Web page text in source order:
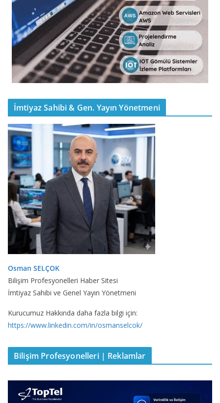
İmtiyaz Sahibi & Gen. Yayın Yönetmeni
Osman SELÇOK
Bilişim Profesyonelleri Haber Sitesi
İmtiyaz Sahibi ve Genel Yayın Yönetmeni
Kurucumuz Hakkında daha fazla bilgi için:
https://www.linkedin.com/in/osmanselcok/
Bilişim Profesyonelleri | Reklamlar